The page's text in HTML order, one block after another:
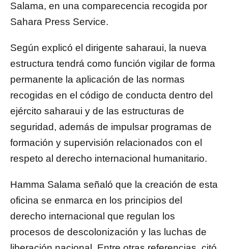
Salama, en una comparecencia recogida por
Sahara Press Service.
Según explicó el dirigente saharaui, la nueva
estructura tendrá como función vigilar de forma
permanente la aplicación de las normas
recogidas en el código de conducta dentro del
ejército saharaui y de las estructuras de
seguridad, además de impulsar programas de
formación y supervisión relacionados con el
respeto al derecho internacional humanitario.
Hamma Salama señaló que la creación de esta
oficina se enmarca en los principios del
derecho internacional que regulan los
procesos de descolonización y las luchas de